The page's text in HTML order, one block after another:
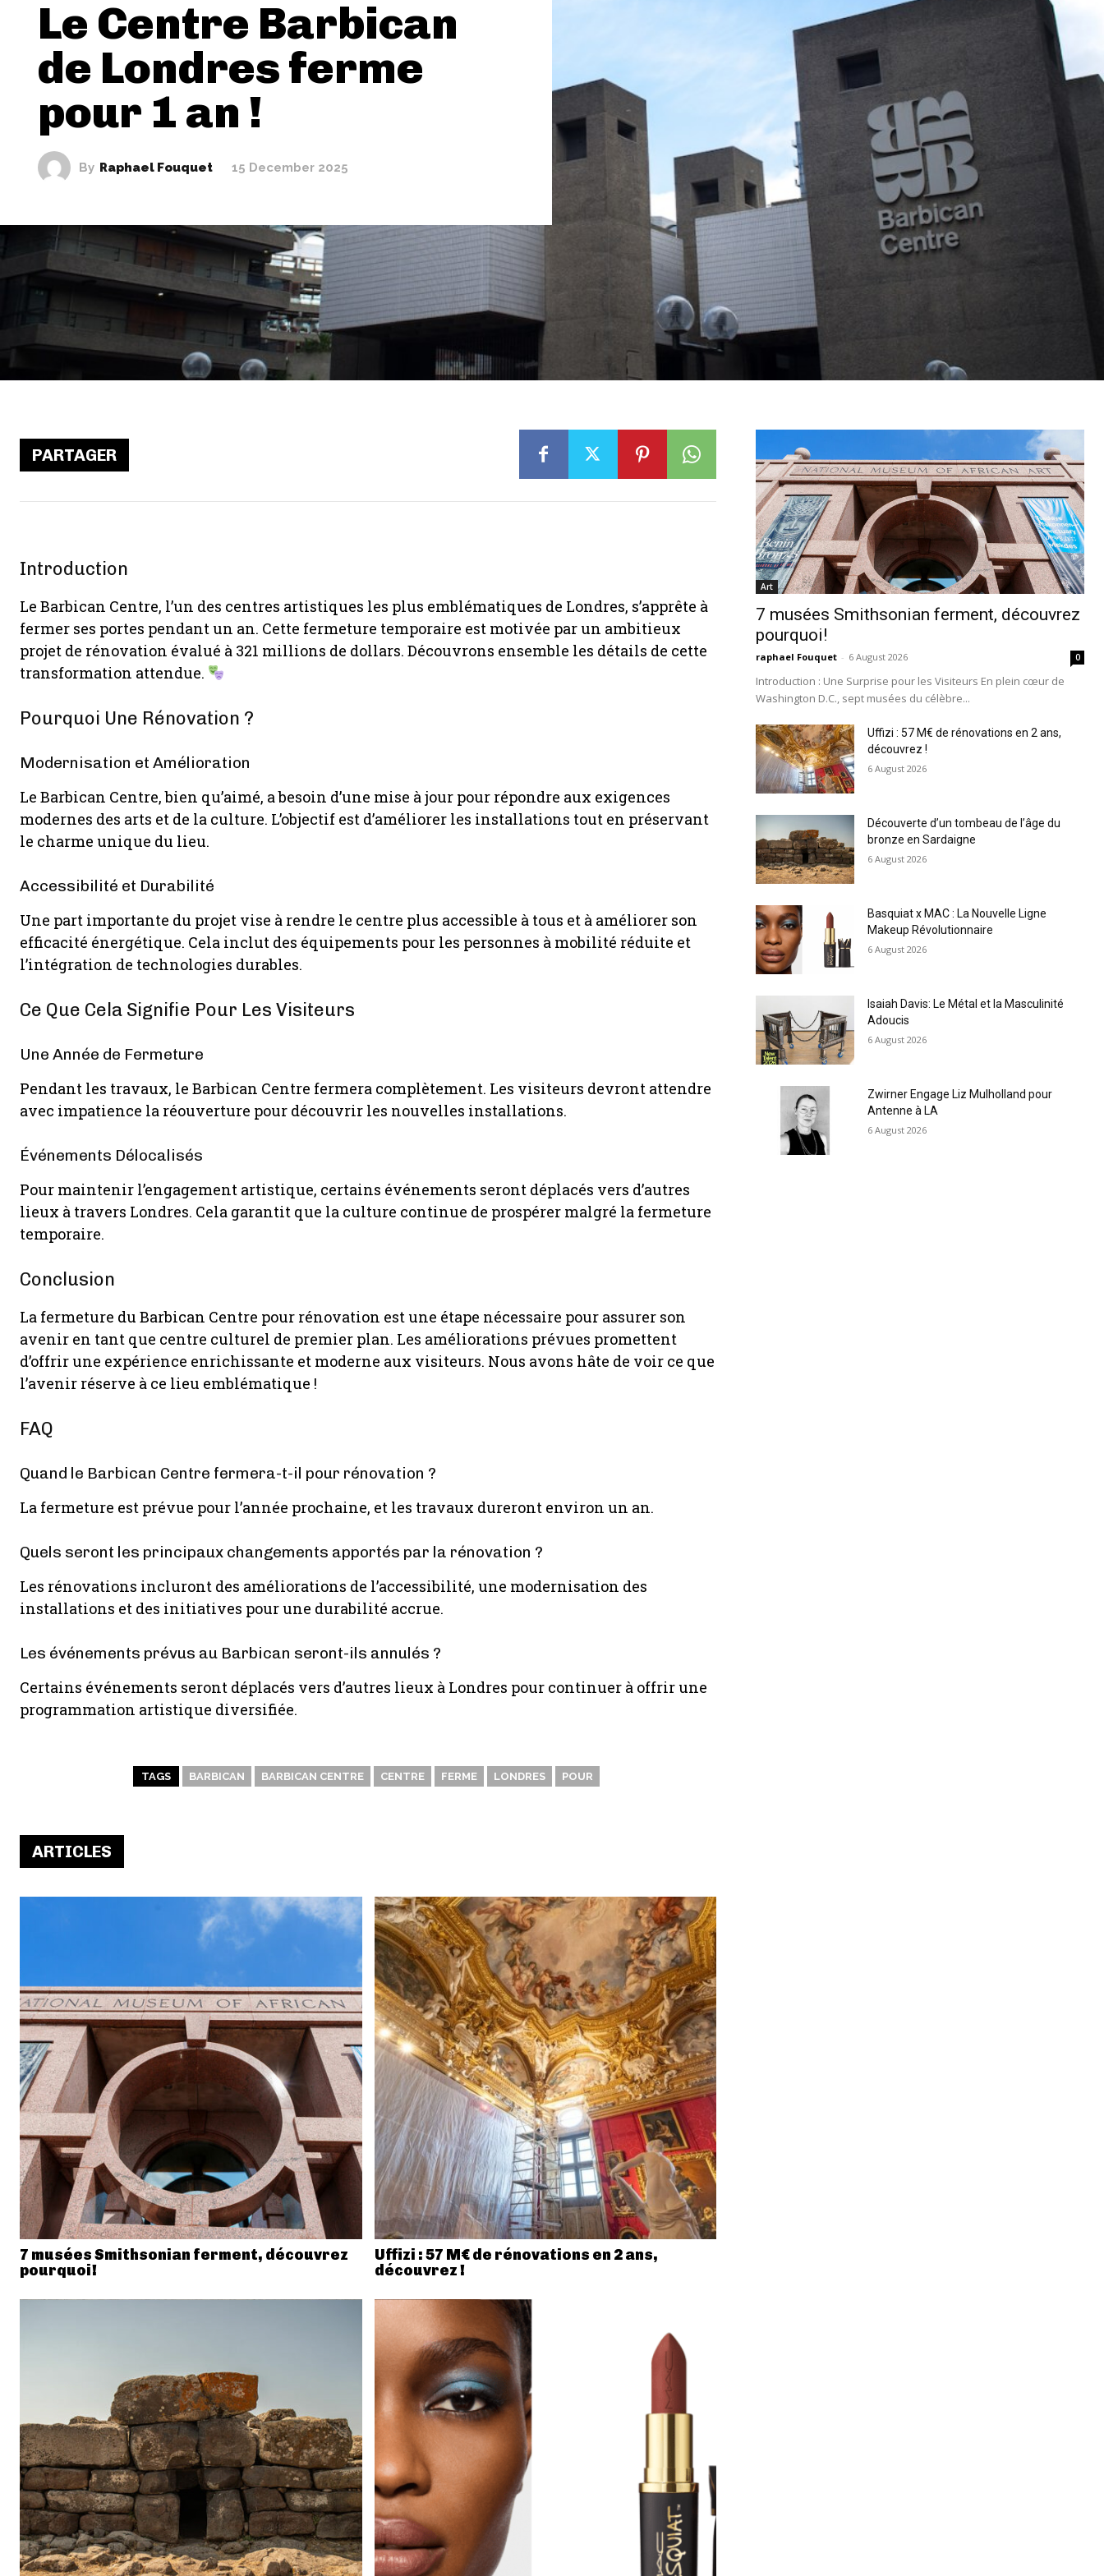
Le Centre Barbican
de Londres ferme
pour 1 an !
By Raphael Fouquet 15 December 2025
PARTAGER
Introduction
Le Barbican Centre, l’un des centres artistiques les plus emblématiques de Londres, s’apprête à
fermer ses portes pendant un an. Cette fermeture temporaire est motivée par un ambitieux
projet de rénovation évalué à 321 millions de dollars. Découvrons ensemble les détails de cette
transformation attendue.
Pourquoi Une Rénovation ?
Modernisation et Amélioration
Le Barbican Centre, bien qu’aimé, a besoin d’une mise à jour pour répondre aux exigences
modernes des arts et de la culture. L’objectif est d’améliorer les installations tout en préservant
le charme unique du lieu.
Accessibilité et Durabilité
Une part importante du projet vise à rendre le centre plus accessible à tous et à améliorer son
efficacité énergétique. Cela inclut des équipements pour les personnes à mobilité réduite et
l’intégration de technologies durables.
Ce Que Cela Signifie Pour Les Visiteurs
Une Année de Fermeture
Pendant les travaux, le Barbican Centre fermera complètement. Les visiteurs devront attendre
avec impatience la réouverture pour découvrir les nouvelles installations.
Événements Délocalisés
Pour maintenir l’engagement artistique, certains événements seront déplacés vers d’autres
lieux à travers Londres. Cela garantit que la culture continue de prospérer malgré la fermeture
temporaire.
Conclusion
La fermeture du Barbican Centre pour rénovation est une étape nécessaire pour assurer son
avenir en tant que centre culturel de premier plan. Les améliorations prévues promettent
d’offrir une expérience enrichissante et moderne aux visiteurs. Nous avons hâte de voir ce que
l’avenir réserve à ce lieu emblématique !
FAQ
Quand le Barbican Centre fermera-t-il pour rénovation ?
La fermeture est prévue pour l’année prochaine, et les travaux dureront environ un an.
Quels seront les principaux changements apportés par la rénovation ?
Les rénovations incluront des améliorations de l’accessibilité, une modernisation des
installations et des initiatives pour une durabilité accrue.
Les événements prévus au Barbican seront-ils annulés ?
Certains événements seront déplacés vers d’autres lieux à Londres pour continuer à offrir une
programmation artistique diversifiée.
TAGS BARBICAN BARBICAN CENTRE CENTRE FERME LONDRES POUR
ARTICLES
7 musées Smithsonian ferment, découvrez
pourquoi!
Uffizi : 57 M€ de rénovations en 2 ans,
découvrez !
Art
7 musées Smithsonian ferment, découvrez
pourquoi!
raphael Fouquet - 6 August 2026 0
Introduction : Une Surprise pour les Visiteurs En plein cœur de
Washington D.C., sept musées du célèbre...
Uffizi : 57 M€ de rénovations en 2 ans,
découvrez !
6 August 2026
Découverte d’un tombeau de l’âge du
bronze en Sardaigne
6 August 2026
Basquiat x MAC : La Nouvelle Ligne
Makeup Révolutionnaire
6 August 2026
Isaiah Davis: Le Métal et la Masculinité
Adoucis
6 August 2026
Zwirner Engage Liz Mulholland pour
Antenne à LA
6 August 2026